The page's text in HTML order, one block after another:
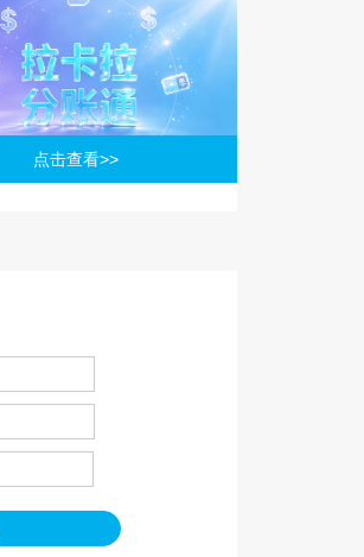
点击查看>>